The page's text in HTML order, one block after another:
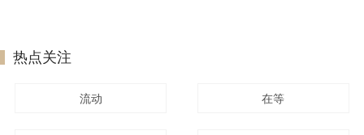
热点关注
流动 在等